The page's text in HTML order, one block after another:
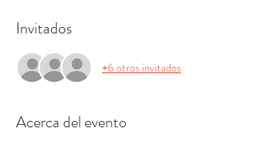
Invitados
+6 otros invitados
Acerca del evento